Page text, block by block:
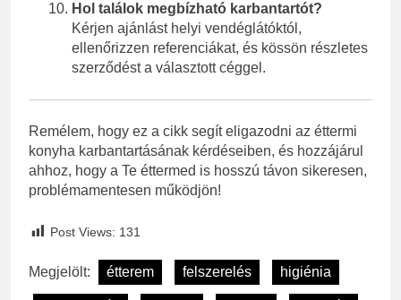
Hol találok megbízható karbantartót?
Kérjen ajánlást helyi vendéglátóktól,
ellenőrizzen referenciákat, és kössön részletes
szerződést a választott céggel.
Remélem, hogy ez a cikk segít eligazodni az éttermi
konyha karbantartásának kérdéseiben, és hozzájárul
ahhoz, hogy a Te éttermed is hosszú távon sikeresen,
problémamentesen működjön!
Post Views: 131
Megjelölt: étterem felszerelés higiénia